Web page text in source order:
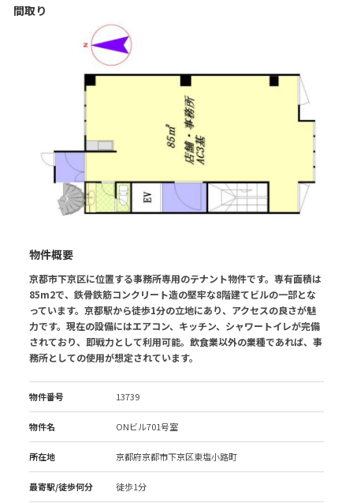
間取り
物件概要
京都市下京区に位置する事務所専用のテナント物件です。専有面積は
85m2で、鉄骨鉄筋コンクリート造の堅牢な8階建てビルの一部とな
っています。京都駅から徒歩1分の立地にあり、アクセスの良さが魅
力です。現在の設備にはエアコン、キッチン、シャワートイレが完備
されており、即戦力として利用可能。飲食業以外の業種であれば、事
務所としての使用が想定されています。
物件番号 13739
物件名 ONビル701号室
所在地 京都府京都市下京区東塩小路町
最寄駅/徒歩何分 徒歩1分